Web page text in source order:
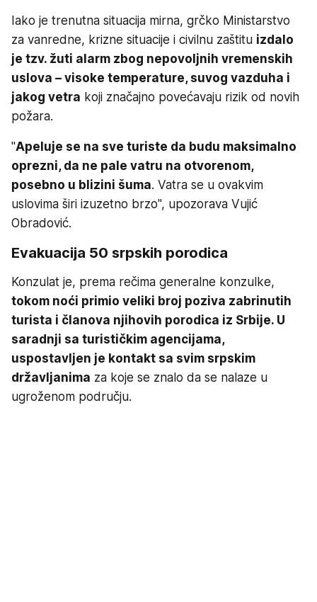
Iako je trenutna situacija mirna, grčko Ministarstvo
za vanredne, krizne situacije i civilnu zaštitu izdalo
je tzv. žuti alarm zbog nepovoljnih vremenskih
uslova – visoke temperature, suvog vazduha i
jakog vetra koji značajno povećavaju rizik od novih
požara.
"Apeluje se na sve turiste da budu maksimalno
oprezni, da ne pale vatru na otvorenom,
posebno u blizini šuma. Vatra se u ovakvim
uslovima širi izuzetno brzo", upozorava Vujić
Obradović.
Evakuacija 50 srpskih porodica
Konzulat je, prema rečima generalne konzulke,
tokom noći primio veliki broj poziva zabrinutih
turista i članova njihovih porodica iz Srbije. U
saradnji sa turističkim agencijama,
uspostavljen je kontakt sa svim srpskim
državljanima za koje se znalo da se nalaze u
ugroženom području.